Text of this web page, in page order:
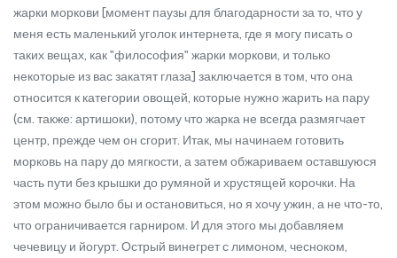
жарки моркови [момент паузы для благодарности за то, что у
меня есть маленький уголок интернета, где я могу писать о
таких вещах, как "философия" жарки моркови, и только
некоторые из вас закатят глаза] заключается в том, что она
относится к категории овощей, которые нужно жарить на пару
(см. также: артишоки), потому что жарка не всегда размягчает
центр, прежде чем он сгорит. Итак, мы начинаем готовить
морковь на пару до мягкости, а затем обжариваем оставшуюся
часть пути без крышки до румяной и хрустящей корочки. На
этом можно было бы и остановиться, но я хочу ужин, а не что-то,
что ограничивается гарниром. И для этого мы добавляем
чечевицу и йогурт. Острый винегрет с лимоном, чесноком,